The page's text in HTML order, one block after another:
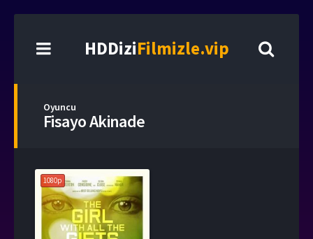
HDDiziFilmizle.vip
Oyuncu
Fisayo Akinade
1080p